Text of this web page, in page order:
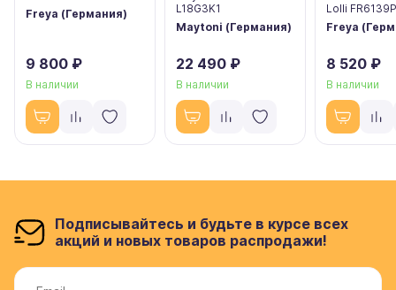
Freya (Германия)
9 800 ₽
В наличии
L18G3K1
Maytoni (Германия)
22 490 ₽
В наличии
Lolli
Freya
8 520 ₽
В наличии
Подписывайтесь и будьте в курсе всех
акций и новых товаров распродажи!